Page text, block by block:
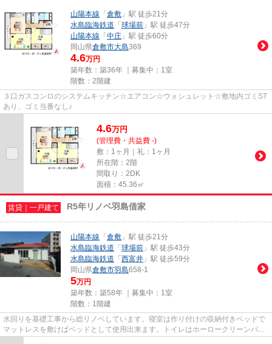
山陽本線 「 倉敷 」駅 徒歩21分
水島臨海鉄道 「 球場前 」駅 徒歩47分
山陽本線 「 中庄 」駅 徒歩60分
岡山県倉敷市大島369
4.6万円
築年数：築36年 ｜募集中： 1室
階数：2階建
３口ガスコンロのシステムキッチン☆エアコン☆ウォシュレット☆敷地内ゴミST
あり、ゴミ当番なし♪
4.6万円
(管理費・共益費 -)
敷：1ヶ月｜礼：1ヶ月
所在階：2階
間取り：2DK
面積：45.36㎡
賃貸｜一戸建て R5年リノベ羽島借家
山陽本線 「 倉敷 」駅 徒歩21分
水島臨海鉄道 「 球場前 」駅 徒歩43分
水島臨海鉄道 「 西富井 」駅 徒歩59分
岡山県倉敷市羽島658-1
5万円
築年数：築58年 ｜募集中： 1室
階数：1階建
水回りを基礎工事から総リノベしています。寝室は作り付けの収納付きベッドで
マットレスを敷けばベッドとして使用出来ます。トイレはホーロークリーンパネ